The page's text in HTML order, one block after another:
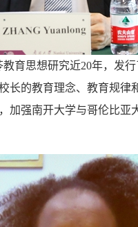
思想研究近20年，发行
长的教育理念、教育规律
加强南开大学与哥伦比亚